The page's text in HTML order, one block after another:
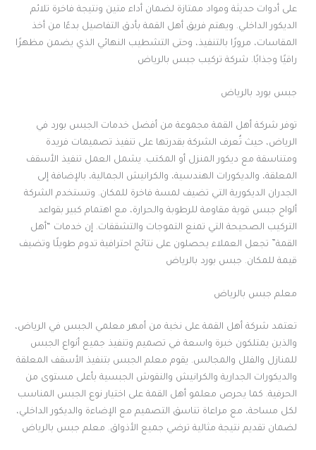
على أدوات حديثة ومواد ممتازة لضمان أداء متين ونتيجة فاخرة تلائم
الديكور الداخلي. ويهتم فريق أهل القمة بأدق التفاصيل بدءًا من أخذ
المقاسات، مرورًا بالتنفيذ، وحتى التشطيب النهائي الذي يضمن مظهرًا
راقيًا وجذابًا. شركة تركيب جبس بالرياض
جبس بورد بالرياض
توفر شركة أهل القمة مجموعة من أفضل خدمات الجبس بورد في
الرياض، حيث تُعرف الشركة بقدرتها على تنفيذ تصميمات فريدة
ومتناسقة مع ديكور المنزل أو المكتب. يشمل العمل تنفيذ الأسقف
المعلقة، والديكورات الهندسية، والكرانيش الجمالية، بالإضافة إلى
الجدران الديكورية التي تضيف لمسة فاخرة للمكان. وتستخدم الشركة
ألواح جبس قوية مقاومة للرطوبة والحرارة، مع اهتمام كبير بقواعد
التركيب الصحيحة التي تمنع التموجات والتشققات. إن خدمات “أهل
القمة” تجعل العملاء يحصلون على نتائج احترافية تدوم طويلًا وتضيف
قيمة للمكان. جبس بورد بالرياض
معلم جبس بالرياض
تعتمد شركة أهل القمة على نخبة من أمهر معلمي الجبس في الرياض،
والذين يمتلكون خبرة واسعة في تصميم وتنفيذ جميع أنواع الجبس
للمنازل والفلل والمجالس. يقوم معلم الجبس بتنفيذ الأسقف المعلقة
والديكورات الجدارية والكرانيش والنقوش الجبسية بأعلى مستوى من
الحرفية. كما يحرص معلمو أهل القمة على اختيار نوع الجبس المناسب
لكل مساحة، مع مراعاة تناسق التصميم مع الإضاءة والديكور الداخلي،
لضمان تقديم نتيجة مثالية ترضي جميع الأذواق. معلم جبس بالرياض